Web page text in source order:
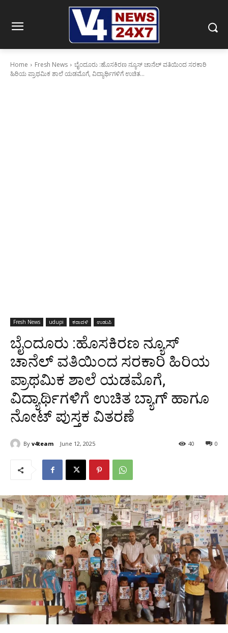
Home Fresh News
ಬೈಂದೂರು :ಹೊಸಕಿರಣ ನ್ಯೂಸ್ ಚಾನೆಲ್ ವತಿಯಿಂದ ಸರಕಾರಿ
ಹಿರಿಯ ಪ್ರಾಥಮಿಕ ಶಾಲೆ ಯಡಮೊಗೆ, ವಿದ್ಯಾರ್ಥಿಗಳಿಗೆ ಉಚಿತ...
Fresh News udupi ಕರಾವಳಿ ಉಡುಪಿ
ಬೈಂದೂರು :ಹೊಸಕಿರಣ ನ್ಯೂಸ್
ಚಾನೆಲ್ ವತಿಯಿಂದ ಸರಕಾರಿ ಹಿರಿಯ
ಪ್ರಾಥಮಿಕ ಶಾಲೆ ಯಡಮೊಗೆ,
ವಿದ್ಯಾರ್ಥಿಗಳಿಗೆ ಉಚಿತ ಬ್ಯಾಗ್ ಹಾಗೂ
ನೋಟ್ ಪುಸ್ತಕ ವಿತರಣೆ
By v4team June 12, 2025 0
40